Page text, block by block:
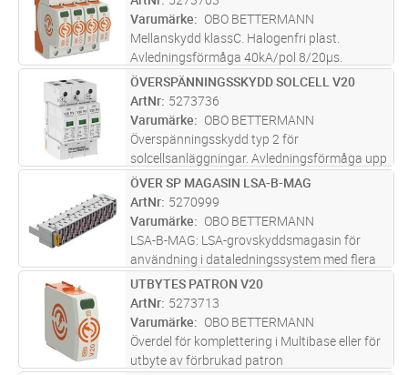
Potentialfri växlande signalkontakt
Varumärke
OBO BETTERMANN
Mellanskydd klassC. Halogenfri plast.
Avledningsförmåga 40kA/pol 8/20µs.
Restspänning max 1,3kV. Max försäkring
160A. Maximal driftspänning 280V. TN-S nät
ST Lägg i kundvagn
ÖVERSPÄNNINGSSKYDD SOLCELL V20
ArtNr 5273736
Varumärke
OBO BETTERMANN
Överspänningsskydd typ 2 för
solcellsanläggningar. Avledningsförmåga upp
till 40 kA (8/20) per pol. Låg DC-skyddsnivå: <
4,0 kV (Uoc max = 1000V DC). Instickbar
avledare med termodynamisk skiljeanord
mer
ST Lägg i kundvagn
ÖVER SP MAGASIN LSA-B-MAG
ArtNr 5270999
Varumärke
OBO BETTERMANN
LSA-B-MAG: LSA-grovskyddsmagasin för
användning i dataledningssystem med flera
ledare, MSR-anläggningar samt
telefoncentraler.. Grovskydd. Utrustad med 20
gasavledare. Max. spänning: 180
VAnvändni...läs mer
ST Lägg i kundvagn
UTBYTES PATRON V20
ArtNr 5273713
Varumärke
OBO BETTERMANN
Överdel för komplettering i Multibase eller för
utbyte av förbrukad patron